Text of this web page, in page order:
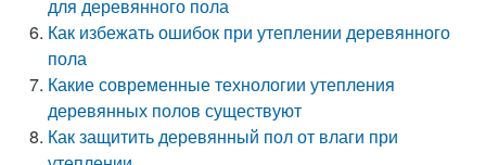
для деревянного пола
Как избежать ошибок при утеплении деревянного
пола
Какие современные технологии утепления
деревянных полов существуют
Как защитить деревянный пол от влаги при